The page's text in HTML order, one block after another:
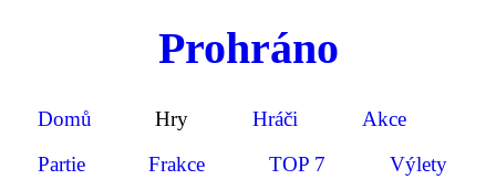
Prohráno
Domů Hry Hráči
Akce
Partie
Frakce TOP 7
Výlety